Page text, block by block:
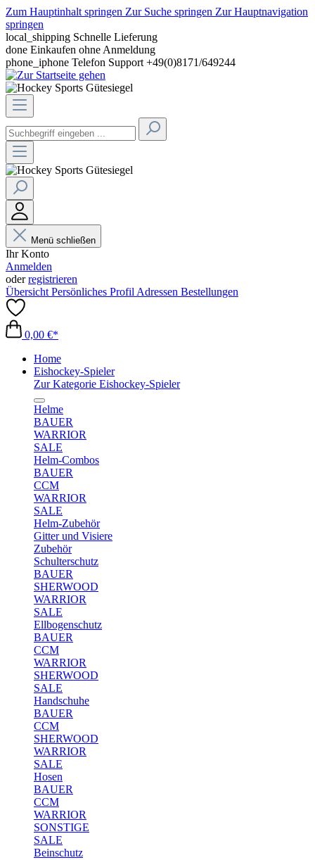
Zum Hauptinhalt springen Zur Suche springen Zur Hauptnavigation
springen
local_shipping Schnelle Lieferung
done Einkaufen ohne Anmeldung
phone_iphone Telefon Support +49(0)8171/649244
Menü schließen
Ihr Konto
Anmelden
oderregistrieren
Übersicht Persönliches Profil Adressen Bestellungen
0,00 €*
Home
Eishockey-Spieler
Zur Kategorie Eishockey-Spieler
Helme
BAUER
WARRIOR
SALE
Helm-Combos
BAUER
CCM
WARRIOR
SALE
Helm-Zubehör
Gitter und Visiere
Zubehör
Schulterschutz
BAUER
SHERWOOD
WARRIOR
SALE
Ellbogenschutz
BAUER
CCM
WARRIOR
SHERWOOD
SALE
Handschuhe
BAUER
CCM
SHERWOOD
WARRIOR
SALE
Hosen
BAUER
CCM
WARRIOR
SONSTIGE
SALE
Beinschutz